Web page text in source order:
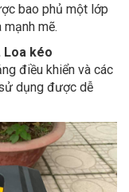
bao phủ một lớp
mẽ.
Loa kéo
điều khiển và các
dụng được dễ